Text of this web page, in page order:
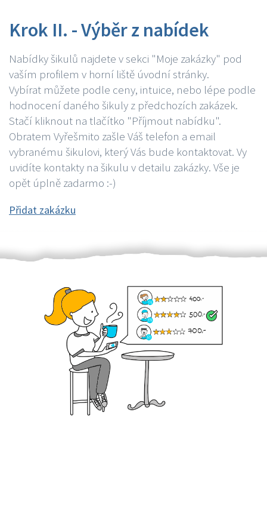
Krok II. - Výběr z nabídek
Nabídky šikulů najdete v sekci "Moje zakázky" pod
vaším profilem v horní liště úvodní stránky.
Vybírat můžete podle ceny, intuice, nebo lépe podle
hodnocení daného šikuly z předchozích zakázek.
Stačí kliknout na tlačítko "Příjmout nabídku".
Obratem Vyřešmito zašle Váš telefon a email
vybranému šikulovi, který Vás bude kontaktovat. Vy
uvidíte kontakty na šikulu v detailu zakázky. Vše je
opět úplně zadarmo :-)
Přidat zakázku